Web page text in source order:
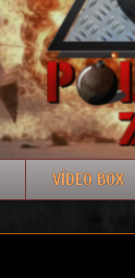
VÍDEO BOX